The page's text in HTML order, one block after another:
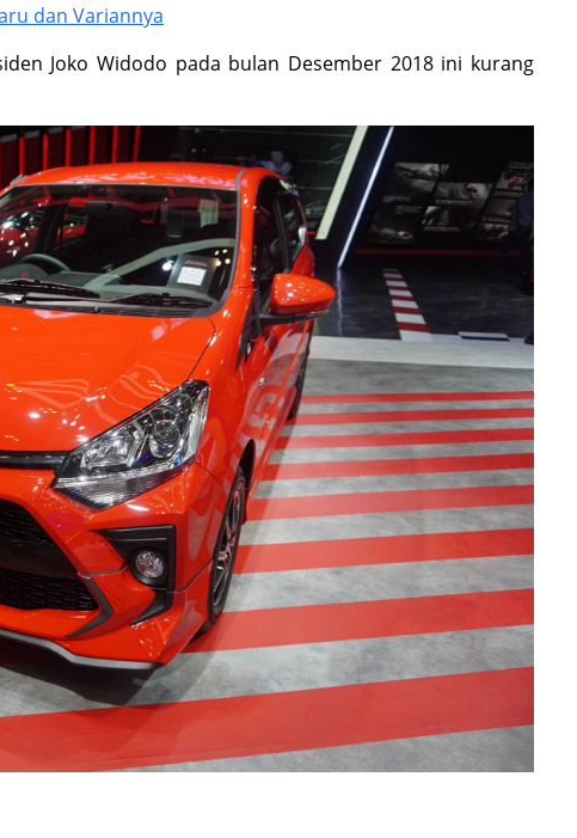
dan Variannya
Joko Widodo pada bulan Desember 2018 ini kurang